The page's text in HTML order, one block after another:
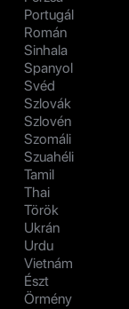
Portugál
Román
Sinhala
Spanyol
Svéd
Szlovák
Szlovén
Szomáli
Szuahéli
Tamil
Thai
Török
Ukrán
Urdu
Vietnám
Észt
Örmény